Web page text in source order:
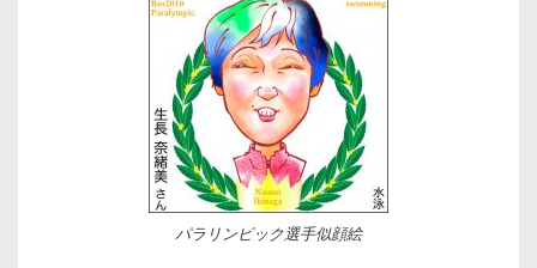
パラリンピック選手似顔絵